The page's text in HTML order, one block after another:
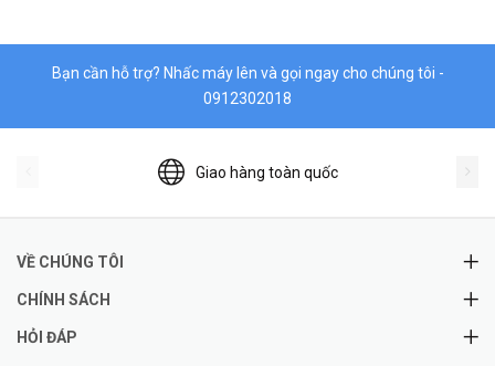
Bạn cần hỗ trợ? Nhấc máy lên và gọi ngay cho chúng tôi -
0912302018
Giao hàng toàn quốc
VỀ CHÚNG TÔI
CHÍNH SÁCH
HỎI ĐÁP